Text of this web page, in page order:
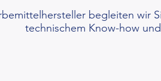
begleiten wir
technischem Know-how